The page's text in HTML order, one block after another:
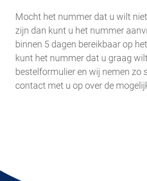
Mocht het nummer dat u wilt
zijn dan kunt u het nummer
binnen 5 dagen bereikbaar op
kunt het nummer dat u graag
bestelformulier en wij nemen zo
contact met u op over de